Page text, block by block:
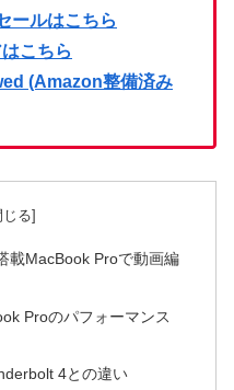
ールはこちら
こちら
(Amazon整備済み
載MacBook Proで動画編
Proのパフォーマンス
4との違い